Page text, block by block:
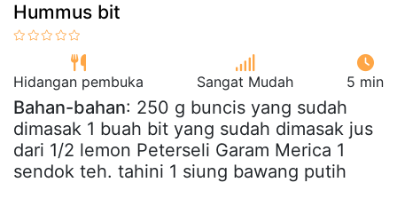
Hummus bit
Hidangan pembuka Sangat Mudah 5 min
Bahan-bahan: 250 g buncis yang sudah
dimasak 1 buah bit yang sudah dimasak jus
dari 1/2 lemon Peterseli Garam Merica 1
sendok teh. tahini 1 siung bawang putih